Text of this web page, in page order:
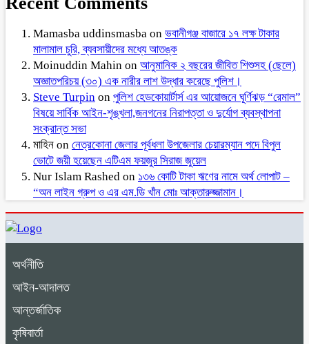
Mamasba uddinsmasba on ভবানীগঞ্জ বাজারে ১৭ লক্ষ টাকার
মালামাল চুরি, ব্যবসায়ীদের মধ্যে আতঙ্ক
Moinuddin Mahin on আনুমানিক ২ বছরের জীবিত শিশুসহ (ছেলে)
অজ্ঞাতপরিচয় (৩০) এক নারীর লাশ উদ্ধার করেছে পুলিশ।
Steve Turpin on পুলিশ হেডকোয়ার্টার্স এর আয়োজনে ঘূর্ণিঝড় “রেমাল”
বিষয়ে সার্বিক আইন-শৃঙ্খলা,জনগনের নিরাপত্তা ও দুর্যোগ ব্যবস্থাপনা
সংক্রান্ত সভা
মাহিন on নেত্রকোনা জেলার পূর্বধলা উপজেলার চেয়ারম্যান পদে বিপুল
ভোটে জয়ী হয়েছেন এটিএম ফয়জুর সিরাজ জুয়েল
Nur Islam Rashed on ১৩৬ কোটি টাকা ঋণের নামে অর্থ লোপাট –
“অন লাইন গ্রুপ ও এর এম.ডি খাঁন মোঃ আক্তারুজ্জামান।
অর্থনীতি
আইন-আদালত
আন্তর্জাতিক
কৃষিবার্তা